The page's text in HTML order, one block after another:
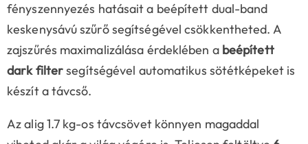
fényszennyezés hatásait a beépített dual-band
keskenysávú szűrő segítségével csökkentheted. A
zajszűrés maximalizálása érdeklében abeépített
dark filtersegítségével automatikus sötétképeket is
készít a távcső.
Az alig 1.7 kg-os távcsövet könnyen magaddal